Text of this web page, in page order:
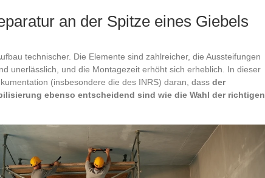
an der Spitze eines Giebels
technischer. Die Elemente sind zahlreicher, die Aussteifungen
unerlässlich, und die Montagezeit erhöht sich erheblich. In dieser
(insbesondere die des INRS) daran, dass der
ebenso entscheidend sind wie die Wahl der richtigen